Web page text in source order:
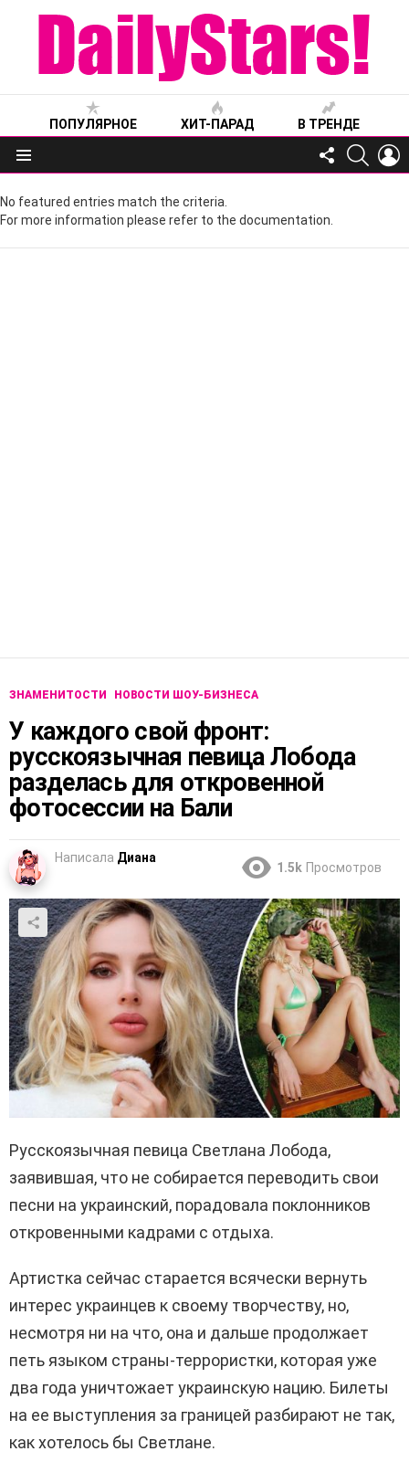
ПОПУЛЯРНОЕ ХИТ-ПАРАД В ТРЕНДЕ
Меню
FOLLOW
US
No featured entries match the criteria.
For more information please refer to the documentation.
ЗНАМЕНИТОСТИ НОВОСТИ ШОУ-БИЗНЕСА
У каждого свой фронт:
русскоязычная певица Лобода
разделась для откровенной
фотосессии на Бали
Написала Диана
1.5k Просмотров
Русскоязычная певица Светлана Лобода,
заявившая, что не собирается переводить свои
песни на украинский, порадовала поклонников
откровенными кадрами с отдыха.
Артистка сейчас старается всячески вернуть
интерес украинцев к своему творчеству, но,
несмотря ни на что, она и дальше продолжает
петь языком страны-террористки, которая уже
два года уничтожает украинскую нацию. Билеты
на ее выступления за границей разбирают не так,
как хотелось бы Светлане.